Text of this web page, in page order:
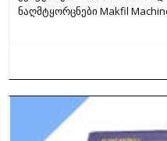
ნაღმტყორცნები Makfil